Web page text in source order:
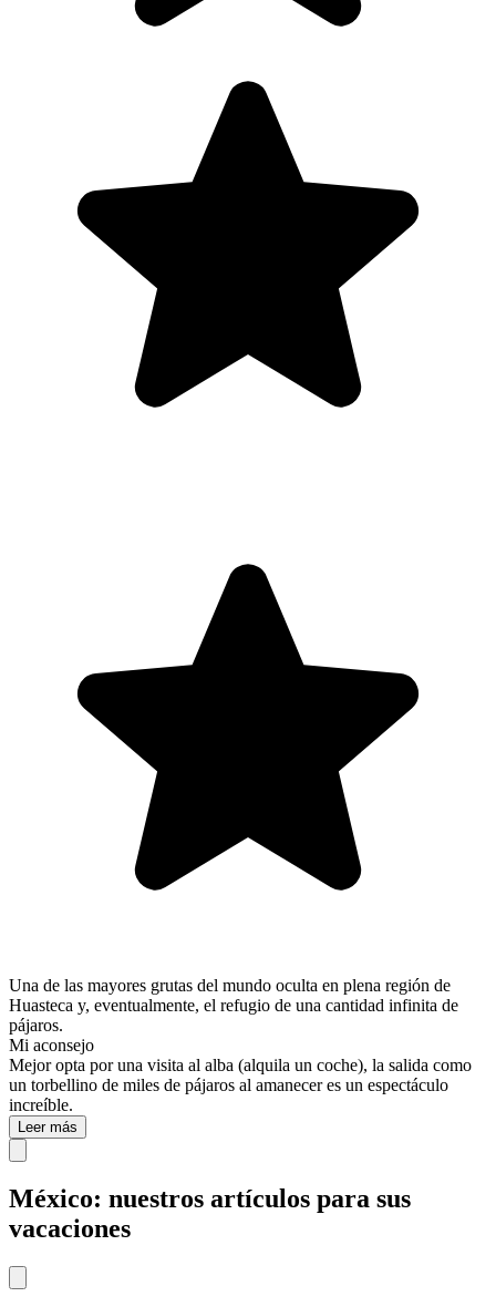
Una de las mayores grutas del mundo oculta en plena región de
Huasteca y, eventualmente, el refugio de una cantidad infinita de
pájaros.
Mi aconsejo
Mejor opta por una visita al alba (alquila un coche), la salida como
un torbellino de miles de pájaros al amanecer es un espectáculo
increíble.
Leer más
México: nuestros artículos para sus
vacaciones